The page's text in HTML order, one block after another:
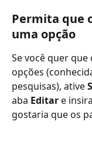
Permita que
uma opção
Se você quer
opções
pesquisas), ative
aba Editar e
gostaria que os